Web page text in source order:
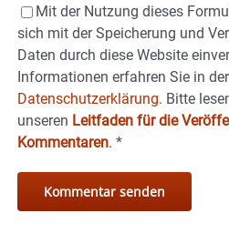
Mit der Nutzung dieses
sich mit der Speicherung und
Daten durch diese Website
Informationen erfahren Sie in der
Datenschutzerklärung. Bitte
unseren Leitfaden für die
Kommentaren. *